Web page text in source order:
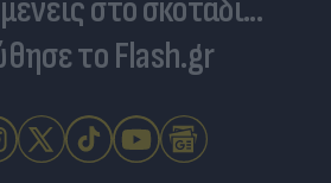
στο σκοτάδι...
το Flash.gr